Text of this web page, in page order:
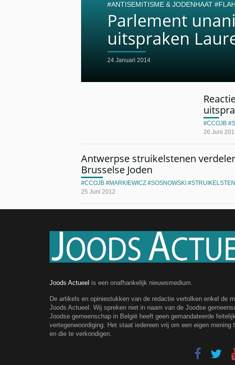
Parlement
uitspraken
24 Januari 2014
ANTISEMITISME & JODENHAAT
26 Juni
CCOJB
Antwerpse struikelstenen
Brusselse Joden
25 Juni 2012
CCOJB MARKIEWICZ SOSNOWSKI
Joods Actueel is een onafhankelijk nieuwsmedium.
De artikels en opiniestukken van de redactie vertolken enkel de
Joods Actueel. Wij spreken niet in naam van de Joodse
Joodse gemeenschap in België heeft geen gemandateerde
vertegenwoordiging. Het staat iedereen vrij om een eigen mening
en die te verkondigen.